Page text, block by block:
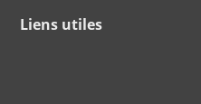
Liens utiles